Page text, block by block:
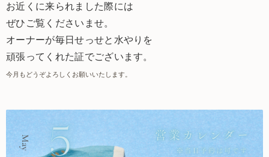
お近くに来られました際には
ぜひご覧くださいませ。
オーナーが毎日せっせと水やりを
頑張ってくれた証でございます。
今月もどうぞよろしくお願いいたします。